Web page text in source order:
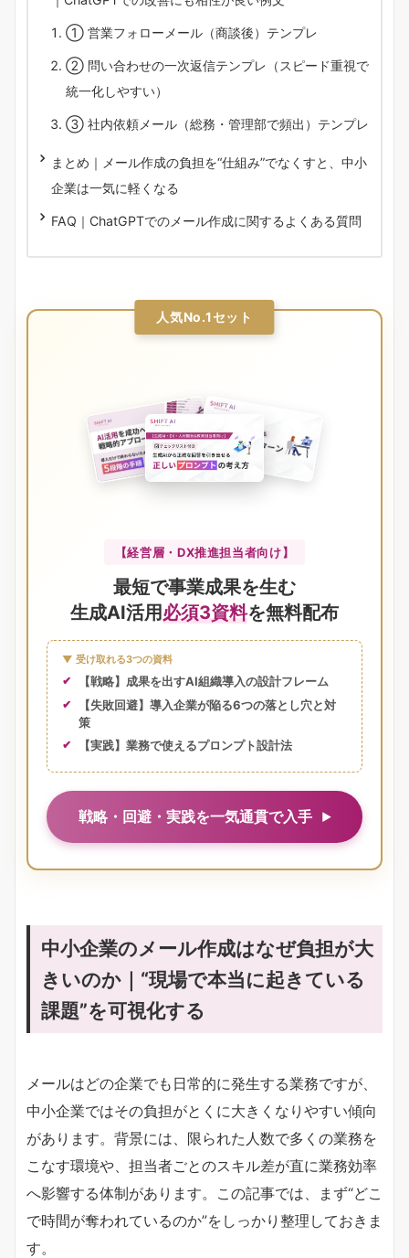
① 営業フォローメール（商談後）テンプレ
② 問い合わせの一次返信テンプレ（スピード重視で
統一化しやすい）
③ 社内依頼メール（総務・管理部で頻出）テンプレ
まとめ｜メール作成の負担を“仕組み”でなくすと、中小
企業は一気に軽くなる
FAQ｜ChatGPTでのメール作成に関するよくある質問
人気No.1セット
【経営層・DX推進担当者向け】
最短で事業成果を生む
生成AI活用必須3資料を無料配布
▼ 受け取れる3つの資料
【戦略】成果を出すAI組織導入の設計フレーム
【失敗回避】導入企業が陥る6つの落とし穴と対
策
【実践】業務で使えるプロンプト設計法
戦略・回避・実践を一気通貫で入手
中小企業のメール作成はなぜ負担が大
きいのか｜“現場で本当に起きている
課題”を可視化する
メールはどの企業でも日常的に発生する業務ですが、
中小企業ではその負担がとくに大きくなりやすい傾向
があります。背景には、限られた人数で多くの業務を
こなす環境や、担当者ごとのスキル差が直に業務効率
へ影響する体制があります。この記事では、まず“どこ
で時間が奪われているのか”をしっかり整理しておきま
す。